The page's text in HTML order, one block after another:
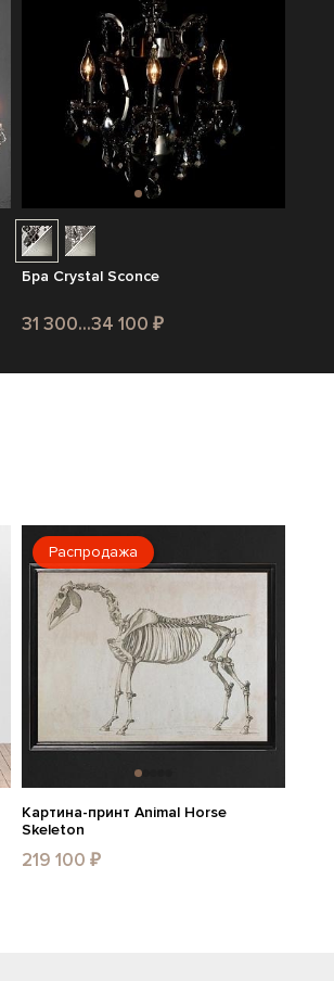
Бра Crystal Sconce
31 300...34 100 ₽
Распродажа
Картина-принт Animal Horse
Skeleton
219 100 ₽